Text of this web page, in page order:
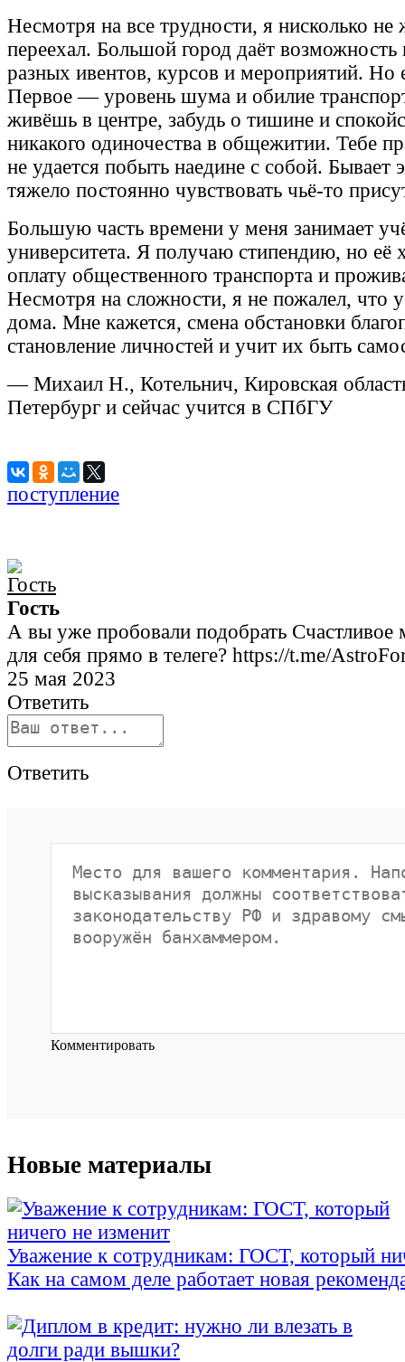
Несмотря на все трудности, я нисколько не
переехал. Большой город даёт возможность
разных ивентов, курсов и мероприятий. Но
Первое — уровень шума и обилие
живёшь в центре, забудь о тишине и
никакого одиночества в общежитии. Тебе
не удается побыть наедине с собой. Бывает
тяжело постоянно чувствовать чьё-то
Большую часть времени у меня занимает
университета. Я получаю стипендию, но её
оплату общественного транспорта и
Несмотря на сложности, я не пожалел, что
дома. Мне кажется, смена обстановки
становление личностей и учит их быть
— Михаил Н., Котельнич, Кировская
Петербург и сейчас учится в СПбГУ
поступление
Гость
А вы уже пробовали подобрать Счастливое
для себя прямо в телеге? https://t.me/
25 мая 2023
Ответить
Ответить
Комментировать
Новые материалы
Уважение к сотрудникам: ГОСТ, который
Как на самом деле работает новая